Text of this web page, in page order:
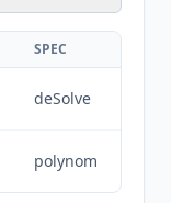
SPEC
deSolve
polynom